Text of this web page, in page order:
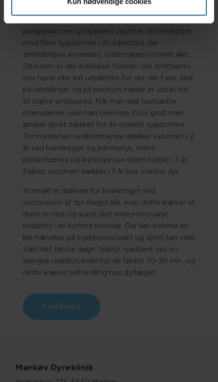
generelt lavere hos unge og gamle dyr, syge dyr,
drægtige og diegivende dyr. Effekten af den
paraplyvaccine (polyvalent vaccine, der beskytter
mod flere sygdomme i én injektion), der
almindeligvis anvendes, undersøges normalt ikke.
Desuden er der individuel forskel i det smittepres
ens hund eller kat udsættes for; dyr der f.eks. skal
på udstillinger og på pension møder er udsat for
et større smittepres. Når man skal fastsætte
intervallerne, skal man overveje, hvor godt man
ønsker dyret dækket for de enkelte sygdomme.
For hundenes vedkommende dækker vaccinen i 2
år ved hundesyge og parvovirus, mens
parainfluenza og leptospirose delen holder i 1 år.
Rabies vaccinen dækker i 3 år hos voksne dyr.
Normalt er risikoen for bivirkninger ved
vaccination af dyr meget lille, men dette kræver at
dyret er rask og sund, idet immunforsvaret
belastes i en kortere periode. Der kan komme en
lille hævelse på injektionsstedet og dyret kan virke
træt det første døgn. Yderst sjældent ses en
allergisk reaktion indenfor de første 10-30 min. og
dette kræver behandling hos dyrlægen.​
Familiedyr
Mørkøv Dyreklinik